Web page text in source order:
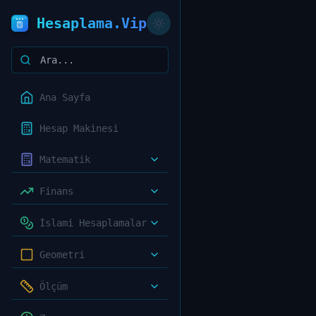
Hesaplama.Vip
Ana Sayfa
Hesap Makinesi
Matematik
Finans
İslami Hesaplamalar
Geometri
Ölçüm